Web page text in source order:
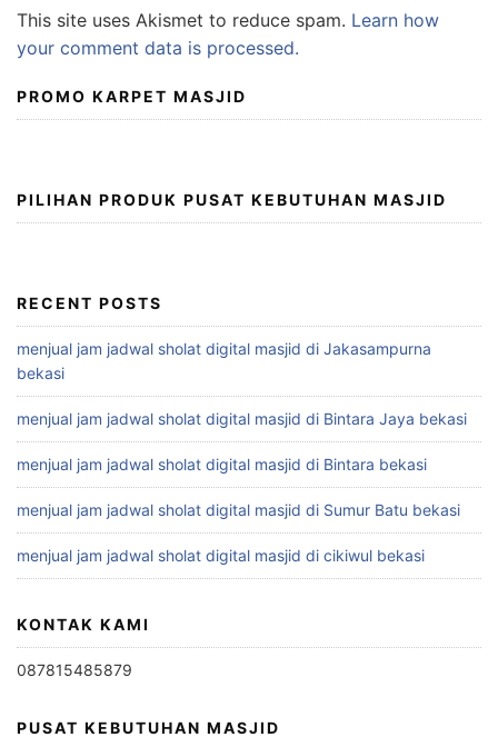
This site uses Akismet to reduce spam. Learn how
your comment data is processed.
PROMO KARPET MASJID
PILIHAN PRODUK PUSAT KEBUTUHAN MASJID
RECENT POSTS
menjual jam jadwal sholat digital masjid di Jakasampurna
bekasi
menjual jam jadwal sholat digital masjid di Bintara Jaya bekasi
menjual jam jadwal sholat digital masjid di Bintara bekasi
menjual jam jadwal sholat digital masjid di Sumur Batu bekasi
menjual jam jadwal sholat digital masjid di cikiwul bekasi
KONTAK KAMI
087815485879
PUSAT KEBUTUHAN MASJID